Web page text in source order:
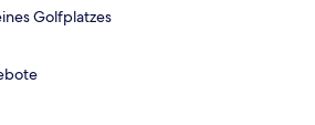
Golfplatzes